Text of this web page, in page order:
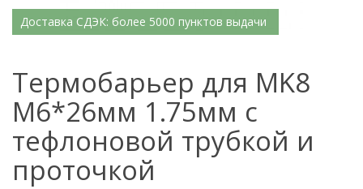
Доставка СДЭК: более 5000 пунктов выдачи
Термобарьер для MK8
М6*26мм 1.75мм с
тефлоновой трубкой и
проточкой